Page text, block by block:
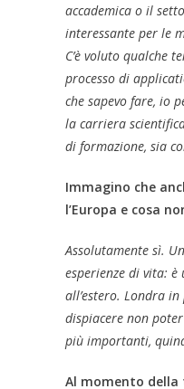
accademica o il
interessante per le
C’è voluto qualche
processo di
che sapevo fare, io
la carriera
di formazione, sia
Immagino che
l’Europa e cosa
Assolutamente sì.
esperienze di vita:
all’estero. Londra
dispiacere non
più importanti,
Al momento della